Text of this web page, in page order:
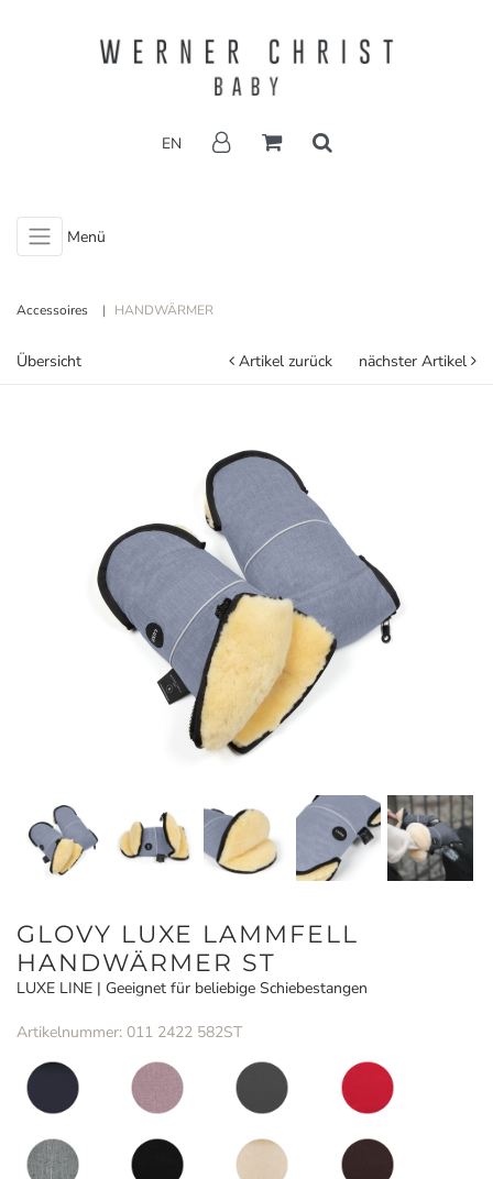
EN
Menü
Accessoires HANDWÄRMER
Übersicht Artikel zurück nächster Artikel
GLOVY LUXE LAMMFELL
HANDWÄRMER ST
LUXE LINE | Geeignet für beliebige Schiebestangen
Artikelnummer: 011 2422 582ST